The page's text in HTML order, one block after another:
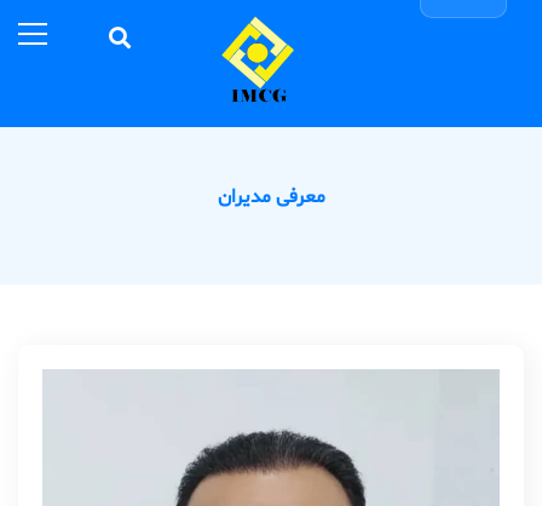
معرفی مدیران